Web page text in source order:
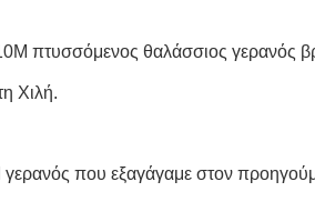
πτυσσόμενος θαλάσσιος γερανός
Χιλή.
γερανός που εξαγάγαμε στον